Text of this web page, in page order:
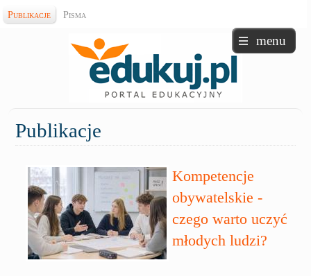
Publikacje Pisma
menu
Publikacje
Kompetencje
obywatelskie -
czego warto uczyć
młodych ludzi?